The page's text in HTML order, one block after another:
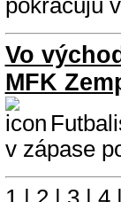
pokračujú
Vo
MFK
v zápase